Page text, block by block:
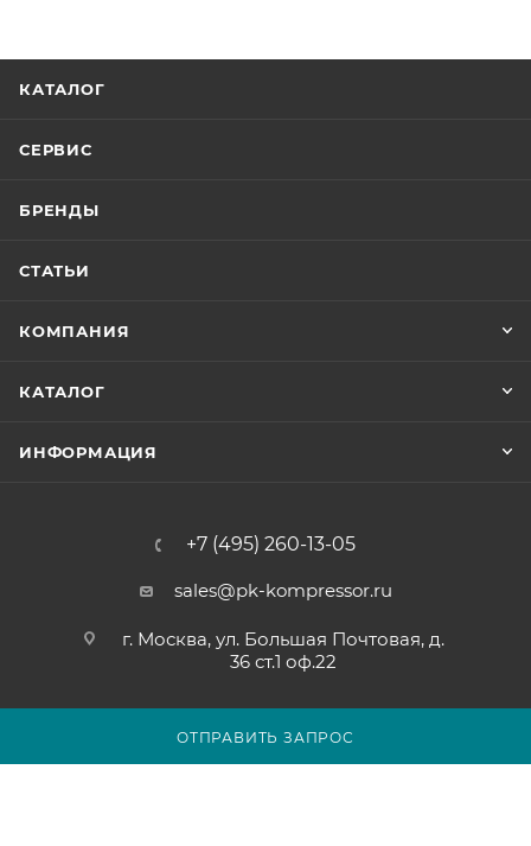
ОТПРАВИТЬ ЗАПРОС
КАТАЛОГ
СЕРВИС
БРЕНДЫ
СТАТЬИ
КОМПАНИЯ
КАТАЛОГ
ИНФОРМАЦИЯ
+7 (495) 260-13-05
sales@pk-kompressor.ru
г. Москва, ул. Большая Почтовая, д.
36 ст.1 оф.22